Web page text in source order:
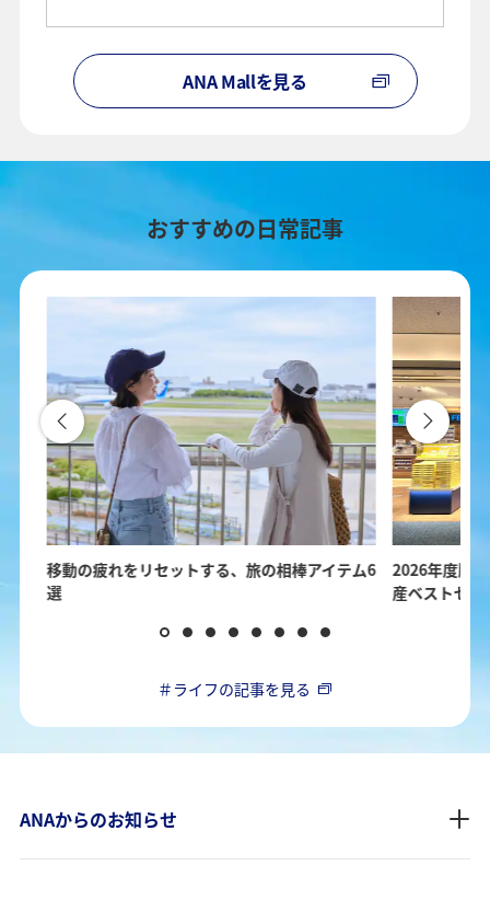
ANA Mallを見る
おすすめの日常記事
移動の疲れをリセットする、旅の相棒アイテム6
選
2026年度版
産ベストセレ
＃ライフの記事を見る
ANAからのお知らせ